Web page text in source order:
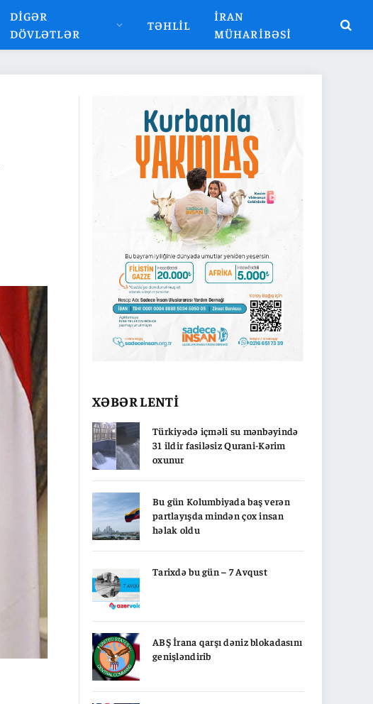
DIGƏR
DÖVLƏTLƏR
TƏHLIL
İRAN
MÜHARIBƏSI
XƏBƏR LENTİ
Türkiyədə içməli su mənbəyində
31 ildir fasiləsiz Qurani-Kərim
oxunur
Bu gün Kolumbiyada baş verən
partlayışda mindən çox insan
həlak oldu
Tarixdə bu gün – 7 Avqust
ABŞ İrana qarşı dəniz blokadasını
genişləndirib